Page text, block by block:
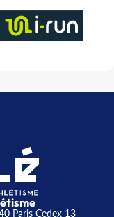
Paris Cedex 13